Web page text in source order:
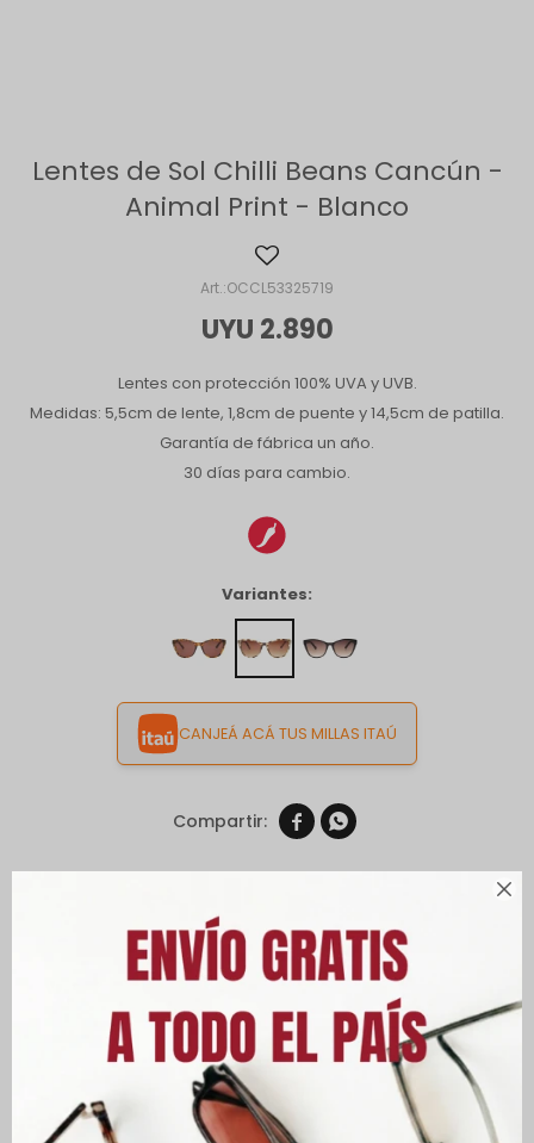

Lentes de Sol Chilli Beans Cancún -
Animal Print - Blanco
OCCL53325719
UYU 2.890
Lentes con protección 100% UVA y UVB.
Medidas: 5,5cm de lente, 1,8cm de puente y 14,5cm de patilla.
Garantía de fábrica un año.
30 días para cambio.
Variantes:
CANJEÁ ACÁ TUS MILLAS ITAÚ
 
Cambios y Devoluciones
Medios de pago
Características